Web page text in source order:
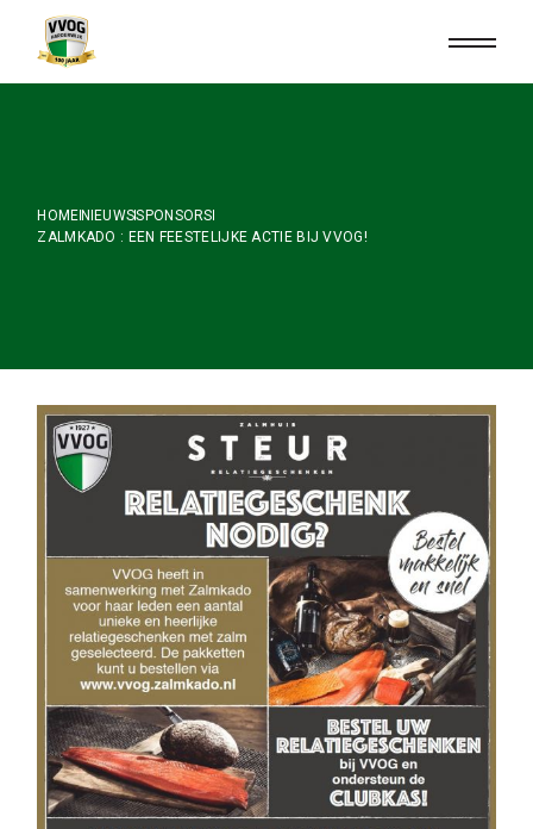
content
HOME NIEUWSSPONSORS
ZALMKADO : EEN FEESTELIJKE ACTIE BIJ VVOG!